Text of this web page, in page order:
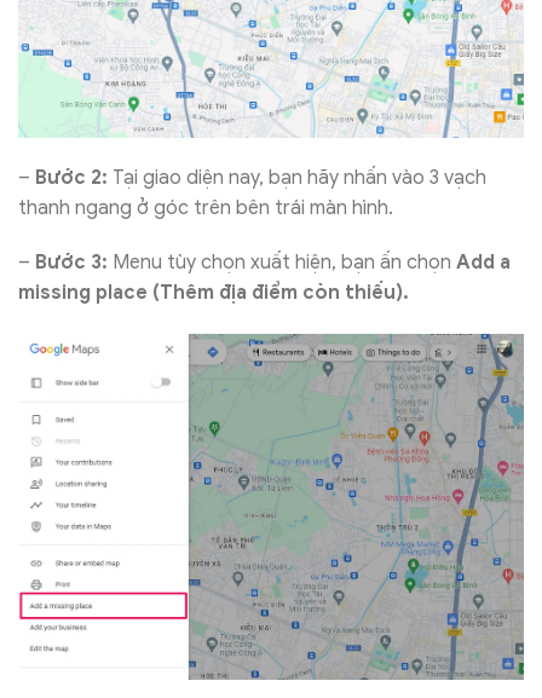
– Bước 2: Tại giao diện nay, bạn hãy nhấn vào 3 vạch
thanh ngang ở góc trên bên trái màn hình.
– Bước 3: Menu tùy chọn xuất hiện, bạn ấn chọn Add a
missing place (Thêm địa điểm còn thiếu).